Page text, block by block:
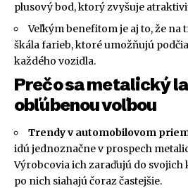
plusový bod, ktorý zvyšuje
Veľkým benefitom je aj to, že na
škála farieb, ktoré umožňujú
každého vozidla.
Prečo sa metalický
obľúbenou voľbou
Trendy v automobilovom
idú jednoznačne v prospech
Výrobcovia ich zaraďujú do
po nich siahajú čoraz častejšie.